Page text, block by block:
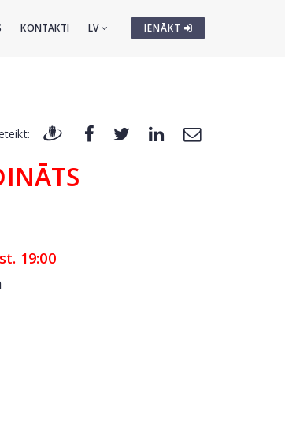
IENĀKT
KONTAKTI LV
19:00